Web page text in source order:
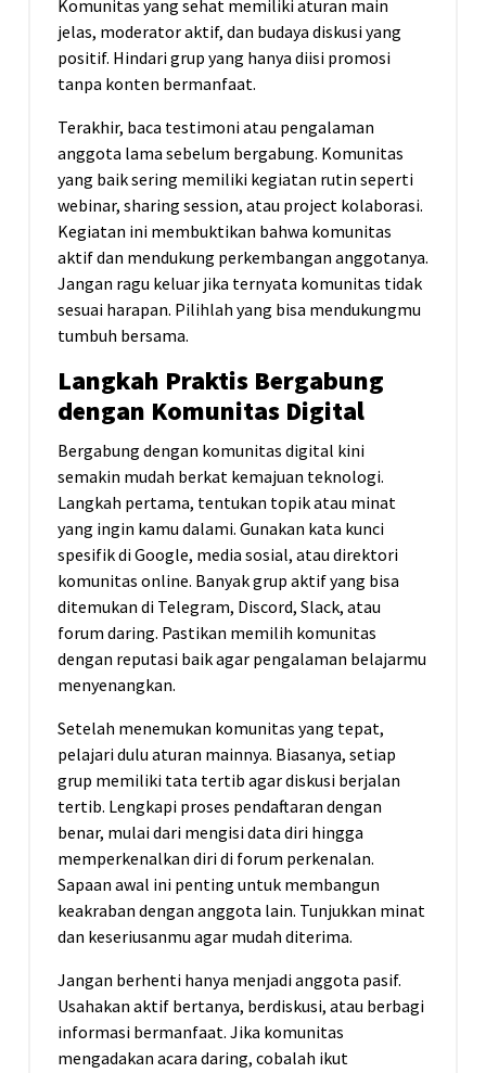
Komunitas yang sehat memiliki aturan main
jelas, moderator aktif, dan budaya diskusi yang
positif. Hindari grup yang hanya diisi promosi
tanpa konten bermanfaat.
Terakhir, baca testimoni atau pengalaman
anggota lama sebelum bergabung. Komunitas
yang baik sering memiliki kegiatan rutin seperti
webinar, sharing session, atau project kolaborasi.
Kegiatan ini membuktikan bahwa komunitas
aktif dan mendukung perkembangan anggotanya.
Jangan ragu keluar jika ternyata komunitas tidak
sesuai harapan. Pilihlah yang bisa mendukungmu
tumbuh bersama.
Langkah Praktis Bergabung
dengan Komunitas Digital
Bergabung dengan komunitas digital kini
semakin mudah berkat kemajuan teknologi.
Langkah pertama, tentukan topik atau minat
yang ingin kamu dalami. Gunakan kata kunci
spesifik di Google, media sosial, atau direktori
komunitas online. Banyak grup aktif yang bisa
ditemukan di Telegram, Discord, Slack, atau
forum daring. Pastikan memilih komunitas
dengan reputasi baik agar pengalaman belajarmu
menyenangkan.
Setelah menemukan komunitas yang tepat,
pelajari dulu aturan mainnya. Biasanya, setiap
grup memiliki tata tertib agar diskusi berjalan
tertib. Lengkapi proses pendaftaran dengan
benar, mulai dari mengisi data diri hingga
memperkenalkan diri di forum perkenalan.
Sapaan awal ini penting untuk membangun
keakraban dengan anggota lain. Tunjukkan minat
dan keseriusanmu agar mudah diterima.
Jangan berhenti hanya menjadi anggota pasif.
Usahakan aktif bertanya, berdiskusi, atau berbagi
informasi bermanfaat. Jika komunitas
mengadakan acara daring, cobalah ikut